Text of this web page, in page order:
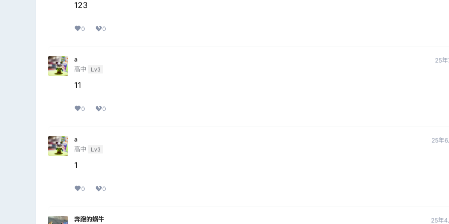
123
0 0
a
高中
Lv3
25年
11
0 0
a
高中
Lv3
25年6
1
0 0
奔跑的蜗牛
25年4